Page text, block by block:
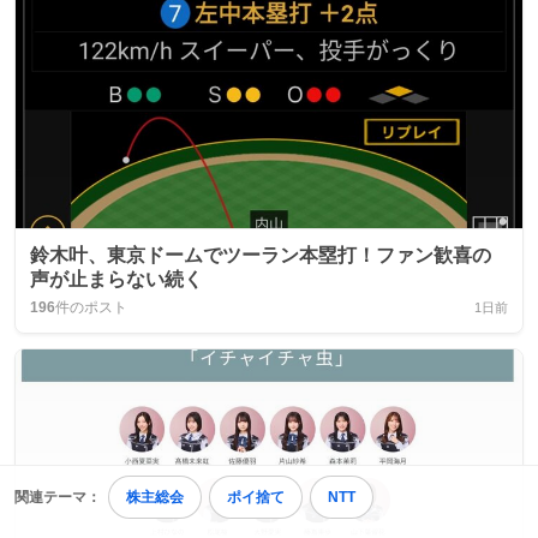
関連テーマ： 株主総会 ポイ捨て NTT
鈴木叶、東京ドームでツーラン本塁打！ファン歓喜の
声が止まらない続く
196件のポスト 1日前